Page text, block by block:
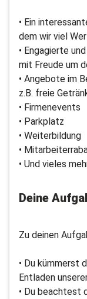
• Ein
dem wir viel
• Engagierte
mit Freude um
• Angebote im
z.B. freie
• Firmenevents
• Parkplatz
• Weiterbildung
•
• Und vieles
Deine
Zu deinen
• Du kümmerst
Entladen
• Du beachtest